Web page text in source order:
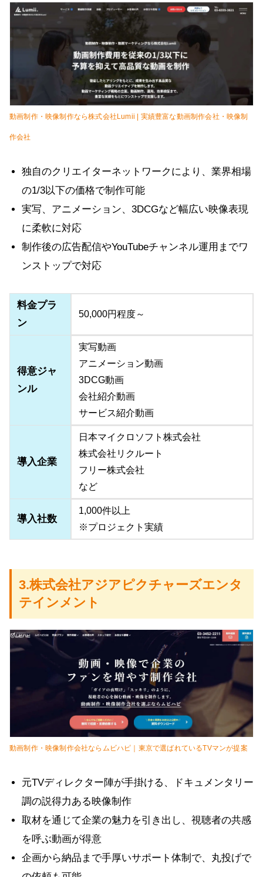
動画制作・映像制作なら株式会社Lumii | 実績豊富な動画制作会社・映像制
作会社
独自のクリエイターネットワークにより、業界相場
の1/3以下の価格で制作可能
実写、アニメーション、3DCGなど幅広い映像表現
に柔軟に対応
制作後の広告配信やYouTubeチャンネル運用までワ
ンストップで対応
料金プラ
ン
50,000円程度～
得意ジャ
ンル
実写動画
アニメーション動画
3DCG動画
会社紹介動画
サービス紹介動画
導入企業
日本マイクロソフト株式会社
株式会社リクルート
フリー株式会社
など
導入社数
1,000件以上
※プロジェクト実績
3.株式会社アジアピクチャーズエンタ
テインメント
動画制作・映像制作会社ならムビハピ｜東京で選ばれているTVマンが提案
元TVディレクター陣が手掛ける、ドキュメンタリー
調の説得力ある映像制作
取材を通じて企業の魅力を引き出し、視聴者の共感
を呼ぶ動画が得意
企画から納品まで手厚いサポート体制で、丸投げで